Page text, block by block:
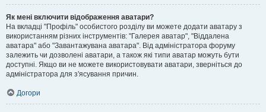
Як мені включити відображення аватари?
На вкладці "Профіль" особистого розділу ви можете додати аватару з
використанням різних інструментів: "Галерея аватар", "Віддалена
аватара" або "Завантажувана аватара". Від адміністратора форуму
залежить чи дозволені аватари, а також які типи аватар можуть бути
доступні. Якщо ви не можете використовувати аватари, зверніться до
адміністратора для з'ясування причин.
Догори